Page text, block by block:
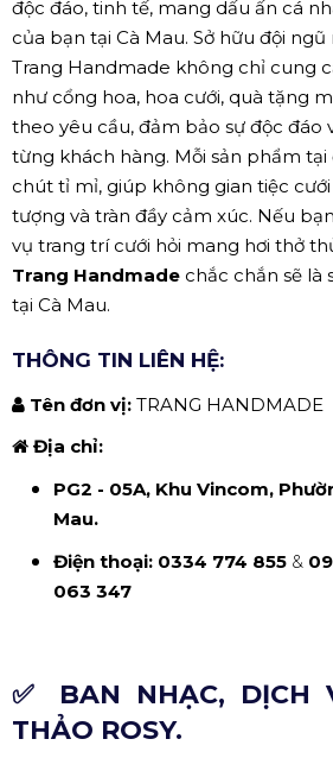
độc đáo, tinh tế, mang dấu ấn cá
của bạn tại Cà Mau. Sở hữu đội
Trang Handmade không chỉ cung
như cổng hoa, hoa cưới, quà tặng
theo yêu cầu, đảm bảo sự độc đáo
từng khách hàng. Mỗi sản phẩm
chút tỉ mỉ, giúp không gian tiệc
tượng và tràn đầy cảm xúc. Nếu
vụ trang trí cưới hỏi mang hơi thở
Trang Handmade chắc chắn sẽ là
tại Cà Mau.
THÔNG TIN LIÊN HỆ:
Tên đơn vị: TRANG HANDMADE
Địa chỉ:
PG2 - 05A, Khu Vincom,
Mau.
Điện thoại: 0334 774 855 &
063 347
✅ BAN NHẠC, DỊCH
THẢO ROSY.